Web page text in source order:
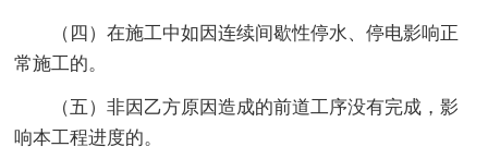
（四）在施工中如因连续间歇性停水、停电影响正
常施工的。
（五）非因乙方原因造成的前道工序没有完成，影
响本工程进度的。